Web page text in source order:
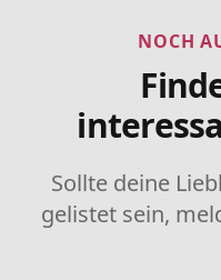
NOCH
Sollte deine
gelistet sein,